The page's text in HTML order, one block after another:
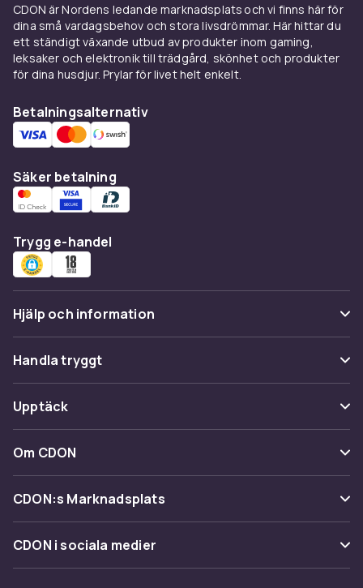
CDON är Nordens ledande marknadsplats och vi finns här för
dina små vardagsbehov och stora livsdrömmar. Här hittar du
ett ständigt växande utbud av produkter inom gaming,
leksaker och elektronik till trädgård, skönhet och produkter
för dina husdjur. Prylar för livet helt enkelt.
Betalningsalternativ
Säker betalning
Trygg e-handel
Hjälp och information
Vanliga frågor
Spåra paket
Ångra & Returnera här
Kundservice
Handla tryggt
Betalning
Leverans
Återkallelser
Upptäck
Kategorier
Varumärken
Shopit.se
Om CDON
Om oss
Kundrecensioner
CDON:s Marknadsplats
Sälj på CDON
Bli affiliate
CDON i sociala medier